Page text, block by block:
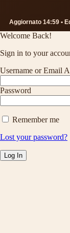
Aggiornato 14:59 •
Welcome Back!
Sign in to your
Username or Email
Password
Remember me
Lost your password?